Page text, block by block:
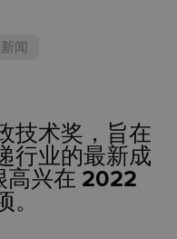
新闻
技术奖，旨在
行业的最新成
高兴在 2022